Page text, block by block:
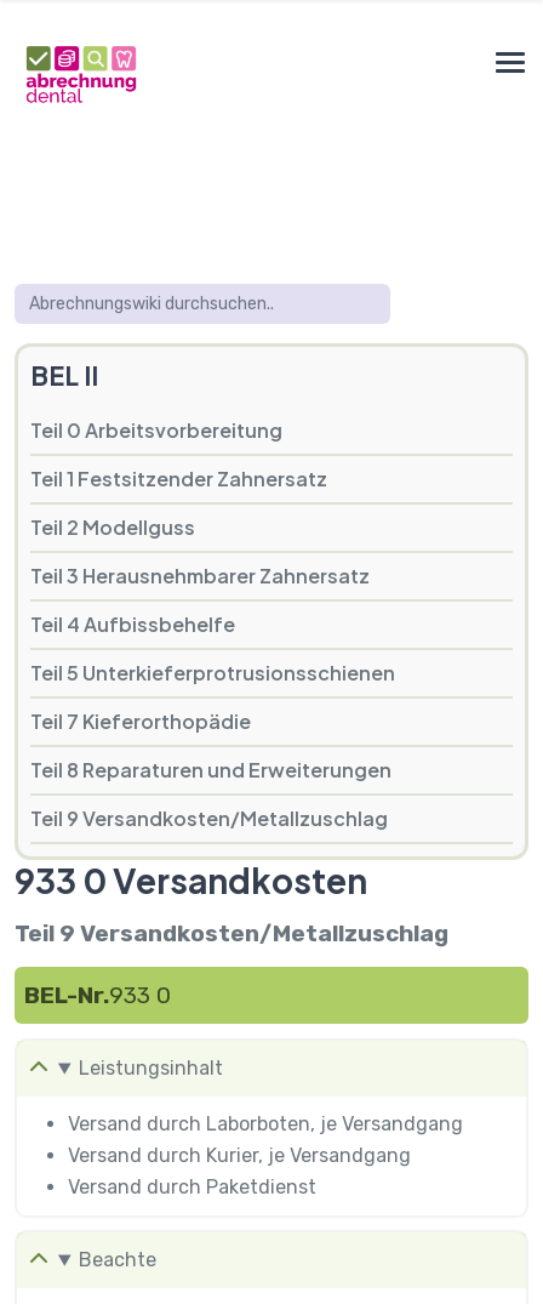
BEL II
Teil 0 Arbeitsvorbereitung
Teil 1 Festsitzender Zahnersatz
Teil 2 Modellguss
Teil 3 Herausnehmbarer Zahnersatz
Teil 4 Aufbissbehelfe
Teil 5 Unterkieferprotrusionsschienen
Teil 7 Kieferorthopädie
Teil 8 Reparaturen und Erweiterungen
Teil 9 Versandkosten/Metallzuschlag
933 0 Versandkosten
Teil 9 Versandkosten/Metallzuschlag
BEL-Nr.933 0
Leistungsinhalt
Versand durch Laborboten, je Versandgang
Versand durch Kurier, je Versandgang
Versand durch Paketdienst
Beachte